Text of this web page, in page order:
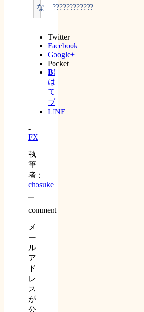
な ????????????
Twitter
Facebook
Google+
Pocket
B!
は
て
ブ
LINE
-
FX
執
筆
者：
chosuke
comment
メ
ー
ル
ア
ド
レ
ス
が
公